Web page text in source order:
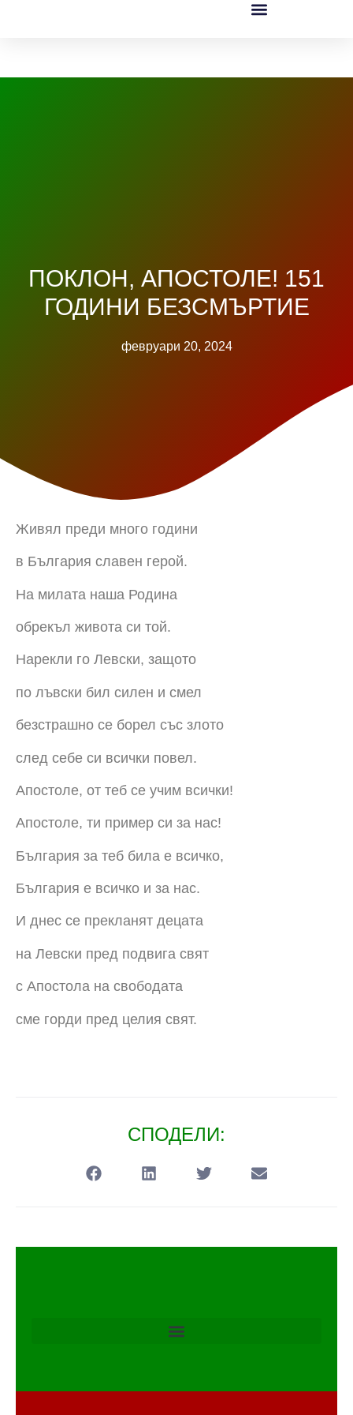
ПОКЛОН, АПОСТОЛЕ! 151
ГОДИНИ БЕЗСМЪРТИЕ
февруари 20, 2024
Живял преди много години
в България славен герой.
На милата наша Родина
обрекъл живота си той.
Нарекли го Левски, защото
по лъвски бил силен и смел
безстрашно се борел със злото
след себе си всички повел.
Апостоле, от теб се учим всички!
Апостоле, ти пример си за нас!
България за теб била е всичко,
България е всичко и за нас.
И днес се прекланят децата
на Левски пред подвига свят
с Апостола на свободата
сме горди пред целия свят.
СПОДЕЛИ: